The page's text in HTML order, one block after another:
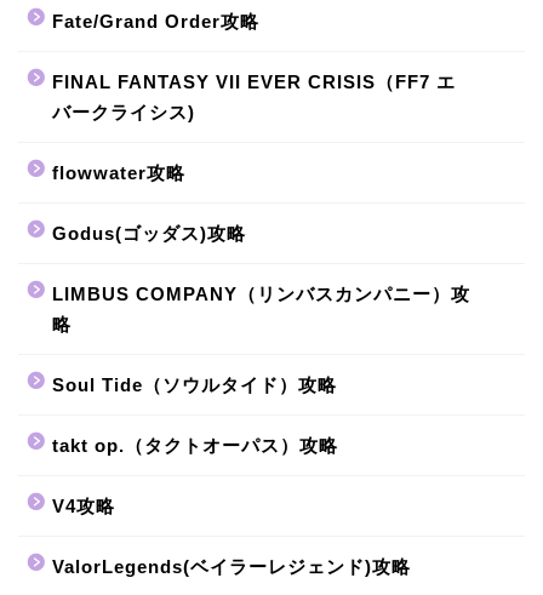
Fate/Grand Order攻略
FINAL FANTASY VII EVER CRISIS（FF7 エ
バークライシス)
flowwater攻略
Godus(ゴッダス)攻略
LIMBUS COMPANY（リンバスカンパニー）攻
略
Soul Tide（ソウルタイド）攻略
takt op.（タクトオーパス）攻略
V4攻略
ValorLegends(ベイラーレジェンド)攻略